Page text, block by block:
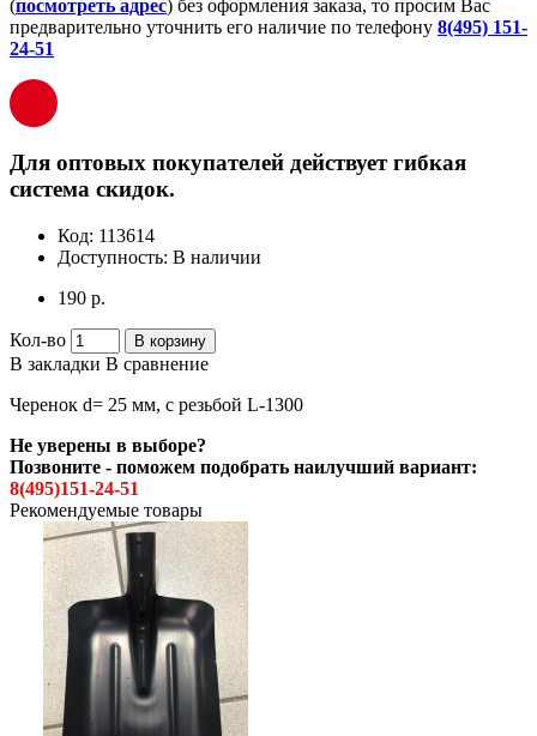
(посмотреть адрес) без оформления заказа, то просим Вас
предварительно уточнить его наличие по телефону 8(495) 151-
24-51
Для оптовых покупателей действует гибкая
система скидок.
Код: 113614
Доступность: В наличии
190 р.
Кол-во В корзину
В закладки В сравнение
Черенок d= 25 мм, с резьбой L-1300
Не уверены в выборе?
Позвоните - поможем подобрать наилучший вариант:
8(495)151-24-51
Рекомендуемые товары